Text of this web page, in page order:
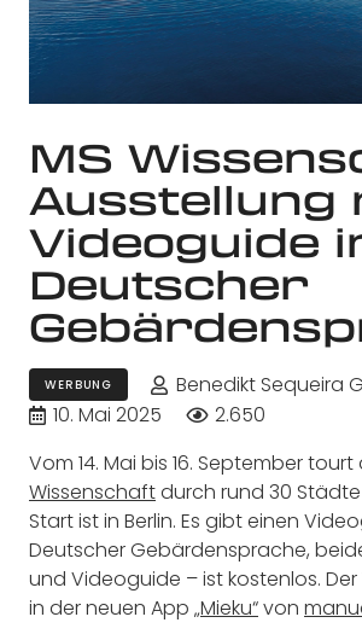
MS
Ausstellung
Videoguide
Deutscher
WERBUNG
Benedikt Sequeira
10. Mai 2025
2.650
Vom 14. Mai bis 16. September tourt
Wissenschaftdurch rund 30
Start ist in Berlin. Es gibt einen
Deutscher Gebärdensprache,
und Videoguide – ist kostenlos.
in der neuen App „Mieku“von